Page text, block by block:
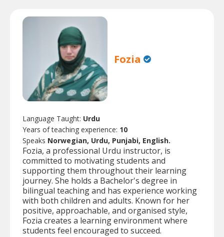
Fozia
Language Taught: Urdu
Years of teaching experience: 10
Speaks Norwegian, Urdu, Punjabi, English.
Fozia, a professional Urdu instructor, is
committed to motivating students and
supporting them throughout their learning
journey. She holds a Bachelor's degree in
bilingual teaching and has experience working
with both children and adults. Known for her
positive, approachable, and organised style,
Fozia creates a learning environment where
students feel encouraged to succeed.